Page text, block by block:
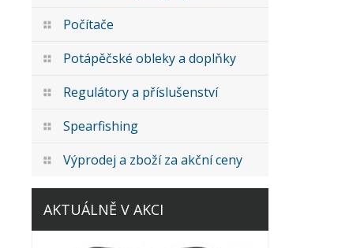
Počítače
Potápěčské obleky a doplňky
Regulátory a příslušenství
Spearfishing
Výprodej a zboží za akční ceny
AKTUÁLNĚ V AKCI